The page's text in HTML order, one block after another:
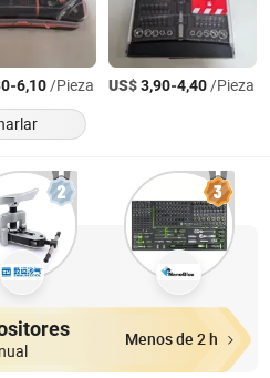
-6,10/Pieza US$3,90-4,40/Pieza
Menos de 2 h